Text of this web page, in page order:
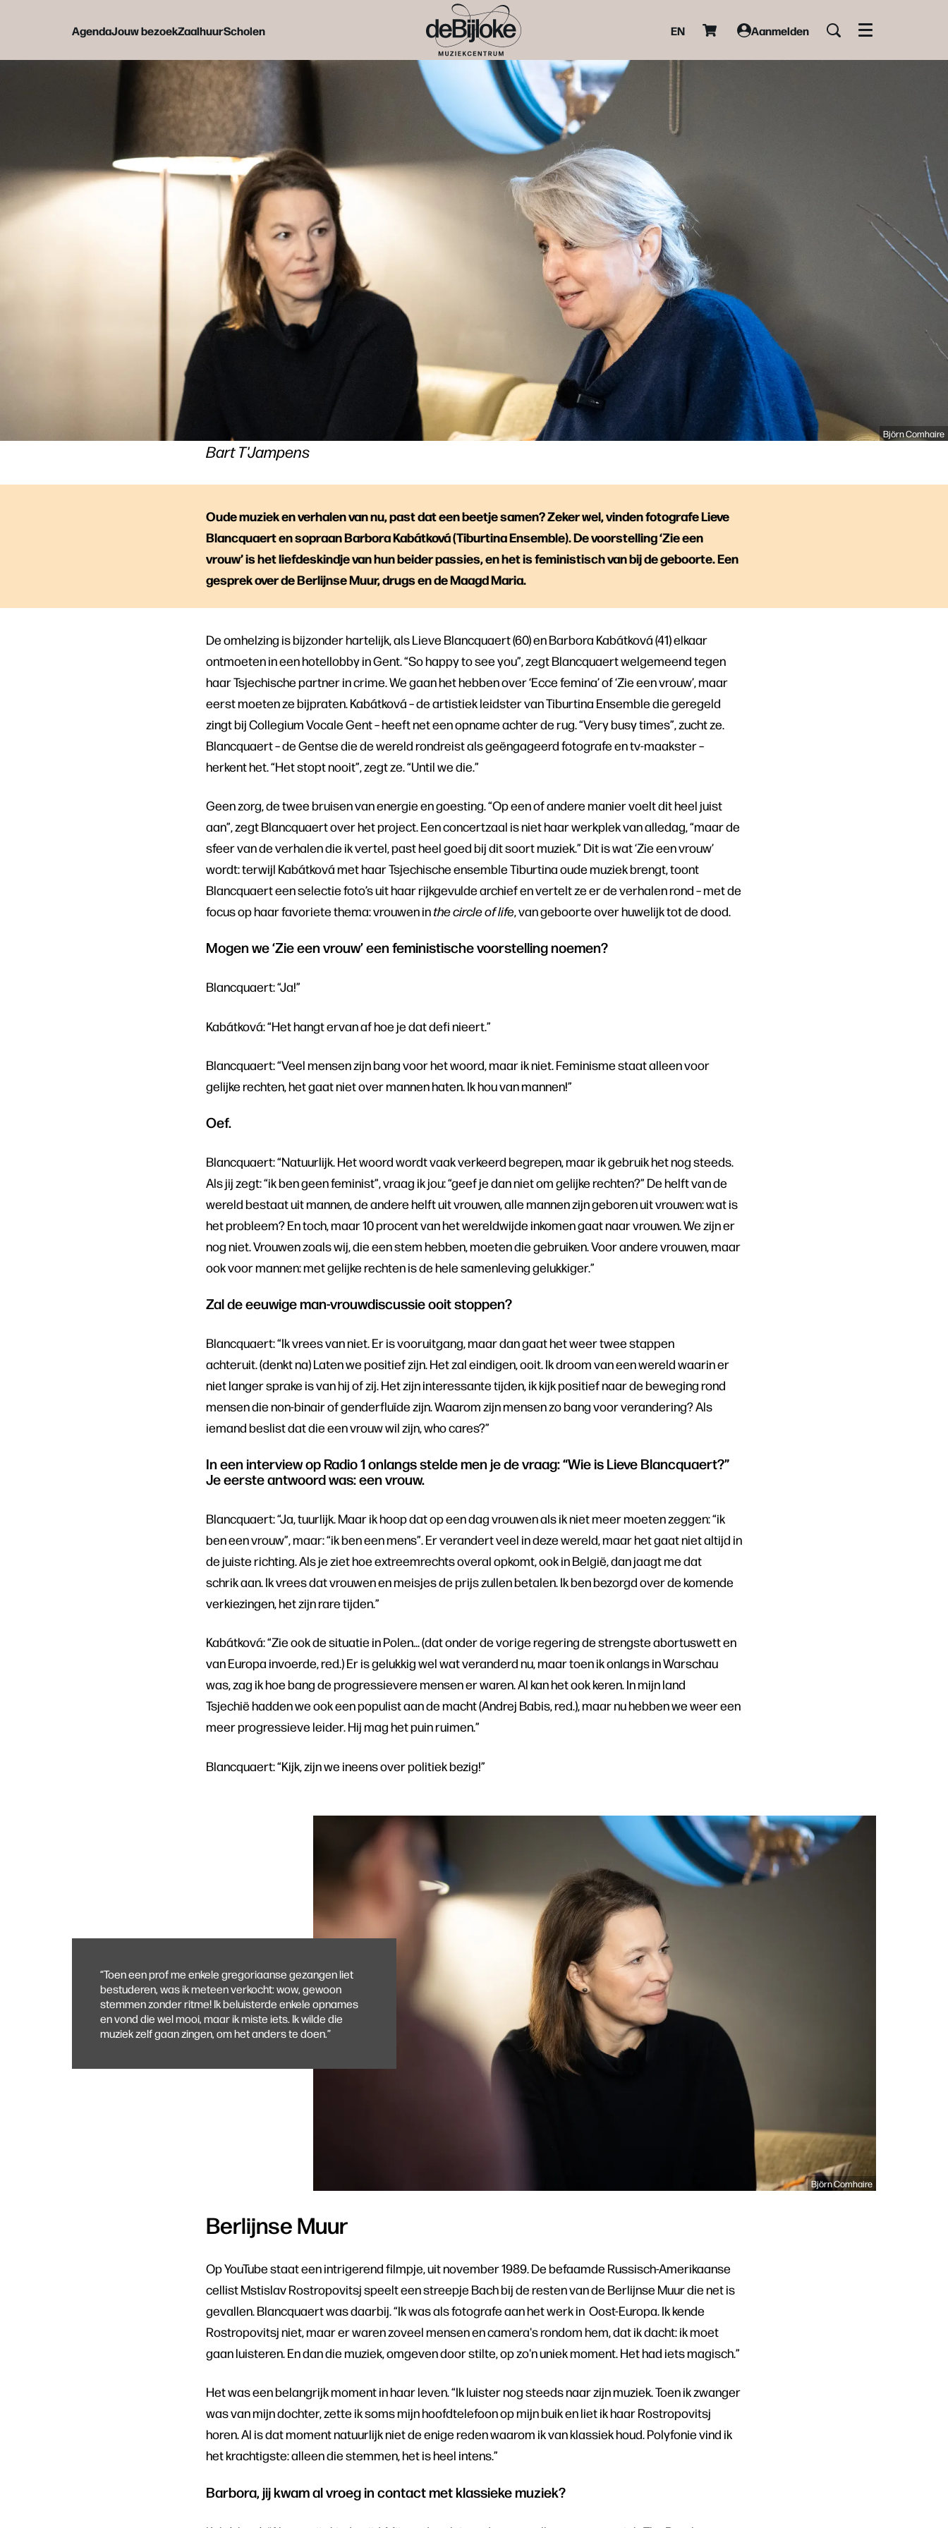
AgendaJouw bezoekZaalhuurScholen EN Aanmelden Menu
Björn Comhaire
Bart T'Jampens
Oude muziek en verhalen van nu, past dat een beetje samen? Zeker wel, vinden fotografe Lieve
Blancquaert en sopraan Barbora Kabátková (Tiburtina Ensemble). De voorstelling ‘Zie een
vrouw’ is het liefdeskindje van hun beider passies, en het is feministisch van bij de geboorte. Een
gesprek over de Berlijnse Muur, drugs en de Maagd Maria.
De omhelzing is bijzonder hartelijk, als Lieve Blancquaert (60) en Barbora Kabátková (41) elkaar
ontmoeten in een hotellobby in Gent. “So happy to see you”, zegt Blancquaert welgemeend tegen
haar Tsjechische partner in crime. We gaan het hebben over ‘Ecce femina’ of ‘Zie een vrouw’, maar
eerst moeten ze bijpraten. Kabátková – de artistiek leidster van Tiburtina Ensemble die geregeld
zingt bij Collegium Vocale Gent – heeft net een opname achter de rug. “Very busy times”, zucht ze.
Blancquaert – de Gentse die de wereld rondreist als geëngageerd fotografe en tv-maakster –
herkent het. “Het stopt nooit”, zegt ze. “Until we die.”
Geen zorg, de twee bruisen van energie en goesting. “Op een of andere manier voelt dit heel juist
aan”, zegt Blancquaert over het project. Een concertzaal is niet haar werkplek van alledag, “maar de
sfeer van de verhalen die ik vertel, past heel goed bij dit soort muziek.” Dit is wat ‘Zie een vrouw’
wordt: terwijl Kabátková met haar Tsjechische ensemble Tiburtina oude muziek brengt, toont
Blancquaert een selectie foto’s uit haar rijkgevulde archief en vertelt ze er de verhalen rond – met de
focus op haar favoriete thema: vrouwen inthe circle of life, van geboorte over huwelijk tot de dood.
Mogen we ‘Zie een vrouw’ een feministische voorstelling noemen?
Blancquaert: “Ja!”
Kabátková: “Het hangt ervan af hoe je dat defi nieert.”
Blancquaert: “Veel mensen zijn bang voor het woord, maar ik niet. Feminisme staat alleen voor
gelijke rechten, het gaat niet over mannen haten. Ik hou van mannen!”
Oef.
Blancquaert: “Natuurlijk. Het woord wordt vaak verkeerd begrepen, maar ik gebruik het nog steeds.
Als jij zegt: “ik ben geen feminist”, vraag ik jou: “geef je dan niet om gelijke rechten?” De helft van de
wereld bestaat uit mannen, de andere helft uit vrouwen, alle mannen zijn geboren uit vrouwen: wat is
het probleem? En toch, maar 10 procent van het wereldwijde inkomen gaat naar vrouwen. We zijn er
nog niet. Vrouwen zoals wij, die een stem hebben, moeten die gebruiken. Voor andere vrouwen, maar
ook voor mannen: met gelijke rechten is de hele samenleving gelukkiger.”
Zal de eeuwige man-vrouwdiscussie ooit stoppen?
Blancquaert: “Ik vrees van niet. Er is vooruitgang, maar dan gaat het weer twee stappen
achteruit. (denkt na) Laten we positief zijn. Het zal eindigen, ooit. Ik droom van een wereld waarin er
niet langer sprake is van hij of zij. Het zijn interessante tijden, ik kijk positief naar de beweging rond
mensen die non-binair of genderfluïde zijn. Waarom zijn mensen zo bang voor verandering? Als
iemand beslist dat die een vrouw wil zijn, who cares?”
In een interview op Radio 1 onlangs stelde men je de vraag: “Wie is Lieve Blancquaert?”
Je eerste antwoord was: een vrouw.
Blancquaert: “Ja, tuurlijk. Maar ik hoop dat op een dag vrouwen als ik niet meer moeten zeggen: “ik
ben een vrouw”, maar: “ik ben een mens”. Er verandert veel in deze wereld, maar het gaat niet altijd in
de juiste richting. Als je ziet hoe extreemrechts overal opkomt, ook in België, dan jaagt me dat
schrik aan. Ik vrees dat vrouwen en meisjes de prijs zullen betalen. Ik ben bezorgd over de komende
verkiezingen, het zijn rare tijden.”
Kabátková: “Zie ook de situatie in Polen… (dat onder de vorige regering de strengste abortuswett en
van Europa invoerde, red.) Er is gelukkig wel wat veranderd nu, maar toen ik onlangs in Warschau
was, zag ik hoe bang de progressievere mensen er waren. Al kan het ook keren. In mijn land
Tsjechië hadden we ook een populist aan de macht (Andrej Babis, red.), maar nu hebben we weer een
meer progressieve leider. Hij mag het puin ruimen.”
Blancquaert: “Kijk, zijn we ineens over politiek bezig!”
Björn Comhaire
“Toen een prof me enkele gregoriaanse gezangen liet
bestuderen, was ik meteen verkocht: wow, gewoon
stemmen zonder ritme! Ik beluisterde enkele opnames
en vond die wel mooi, maar ik miste iets. Ik wilde die
muziek zelf gaan zingen, om het anders te doen.”
Berlijnse Muur
Op YouTube staat een intrigerend filmpje, uit november 1989. De befaamde Russisch-Amerikaanse
cellist Mstislav Rostropovitsj speelt een streepje Bach bij de resten van de Berlijnse Muur die net is
gevallen. Blancquaert was daarbij. “Ik was als fotografe aan het werk in Oost-Europa. Ik kende
Rostropovitsj niet, maar er waren zoveel mensen en camera's rondom hem, dat ik dacht: ik moet
gaan luisteren. En dan die muziek, omgeven door stilte, op zo'n uniek moment. Het had iets magisch.”
Het was een belangrijk moment in haar leven. “Ik luister nog steeds naar zijn muziek. Toen ik zwanger
was van mijn dochter, zette ik soms mijn hoofdtelefoon op mijn buik en liet ik haar Rostropovitsj
horen. Al is dat moment natuurlijk niet de enige reden waarom ik van klassiek houd. Polyfonie vind ik
het krachtigste: alleen die stemmen, het is heel intens.”
Barbora, jij kwam al vroeg in contact met klassieke muziek?